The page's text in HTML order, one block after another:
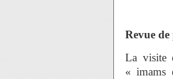
Revue
La visite
« imams